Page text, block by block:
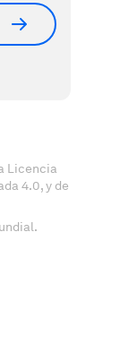
Licencia
4.0, y de